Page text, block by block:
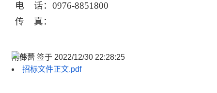
电 话：0976-8851800
传 真：
附件：
招标文件正文.pdf